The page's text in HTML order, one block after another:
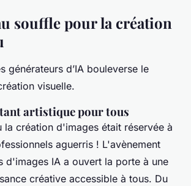
souffle pour la création
générateurs d’IA bouleverse le
visuelle.
artistique pour tous
la création d'images était réservée à
aguerris ! L'avènement
d'images IA a ouvert la porte à une
créative accessible à tous. Du